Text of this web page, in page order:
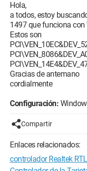
Hola,
a todos, estoy
1497 que funciona con
Estos son
Gracias de antemano
cordialmente
Configuración:
Compartir
Enlaces relacionados:
controlador Realtek